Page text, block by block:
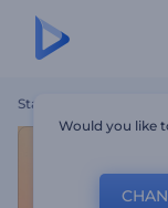
Startseite
Would you like